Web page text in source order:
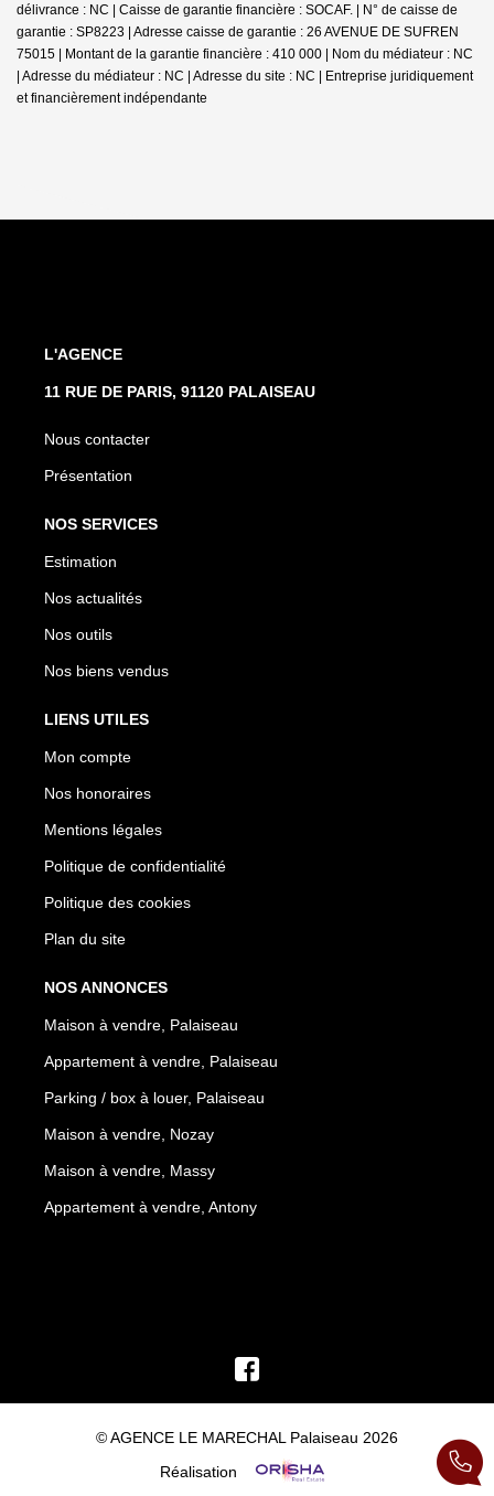
délivrance : NC | Caisse de garantie financière : SOCAF. | N° de caisse de
garantie : SP8223 | Adresse caisse de garantie : 26 AVENUE DE SUFREN
75015 | Montant de la garantie financière : 410 000 | Nom du médiateur : NC
| Adresse du médiateur : NC | Adresse du site : NC | Entreprise juridiquement
et financièrement indépendante
L'AGENCE
11 RUE DE PARIS, 91120 PALAISEAU
Nous contacter
Présentation
NOS SERVICES
Estimation
Nos actualités
Nos outils
Nos biens vendus
LIENS UTILES
Mon compte
Nos honoraires
Mentions légales
Politique de confidentialité
Politique des cookies
Plan du site
NOS ANNONCES
Maison à vendre, Palaiseau
Appartement à vendre, Palaiseau
Parking / box à louer, Palaiseau
Maison à vendre, Nozay
Maison à vendre, Massy
Appartement à vendre, Antony
© AGENCE LE MARECHAL Palaiseau 2026
Réalisation